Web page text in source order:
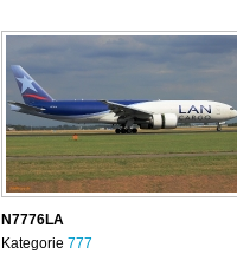
N7776LA
Kategorie777